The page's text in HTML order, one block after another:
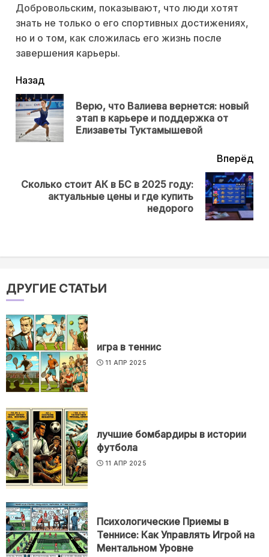
Добровольским, показывают, что люди хотят
знать не только о его спортивных достижениях,
но и о том, как сложилась его жизнь после
завершения карьеры.
читать
еще
Назад
Верю, что Валиева вернется: новый
этап в карьере и поддержка от
Елизаветы Туктамышевой
Вперёд
Сколько стоит АК в БС в 2025 году:
актуальные цены и где купить
недорого
ДРУГИЕ СТАТЬИ
игра в теннис
11 АПР 2025
лучшие бомбардиры в истории
футбола
11 АПР 2025
Психологические Приемы в
Теннисе: Как Управлять Игрой на
Ментальном Уровне